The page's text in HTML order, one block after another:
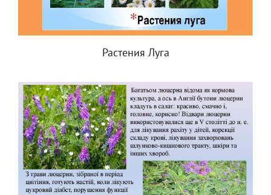
Растения Луга